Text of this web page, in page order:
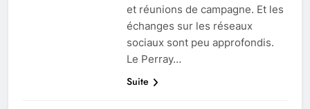
et réunions de campagne. Et les
échanges sur les réseaux
sociaux sont peu approfondis.
Le Perray…
Suite